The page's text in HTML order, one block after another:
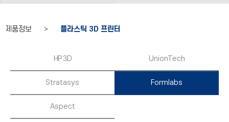
제품정보 > 플라스틱 3D 프린터
HP 3D UnionTech
Stratasys Formlabs
Aspect